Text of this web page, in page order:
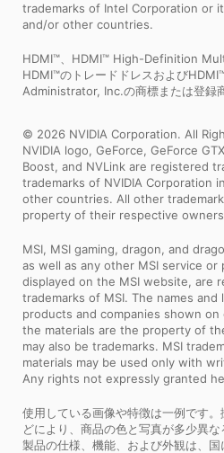
trademarks of Intel Corporation or
and/or other countries.
HDMI™、HDMI™ High-Definition
HDMI™のトレードドレスおよび
Administrator, Inc.の商標または登録
© 2026 NVIDIA Corporation. All
NVIDIA logo, GeForce, GeForce
Boost, and NVLink are registered
trademarks of NVIDIA Corporation
other countries. All other
property of their respective
MSI, MSI gaming, dragon, and
as well as any other MSI service or
displayed on the MSI website, are
trademarks of MSI. The names
products and companies shown
the materials are the property of
may also be trademarks. MSI
materials may be used only with
Any rights not expressly granted
使用している画像や特徴は一例です
どにより、商品の色と写真が多少異な
製品の仕様、機能、および外観は、